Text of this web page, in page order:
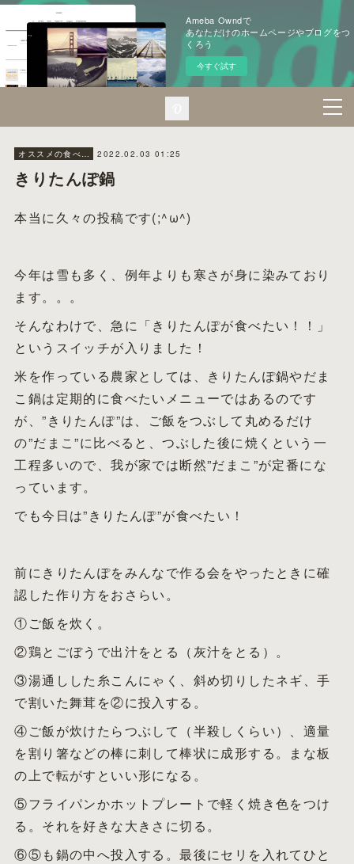
Ameba Owndで
あなただけのホームページやブログをつ
くろう
今すぐ試す
オススメの食べ方 2022.02.03 01:25
きりたんぽ鍋
本当に久々の投稿です(;^ω^)
今年は雪も多く、例年よりも寒さが身に染みており
ます。。。
そんなわけで、急に「きりたんぽが食べたい！！」
というスイッチが入りました！
米を作っている農家としては、きりたんぽ鍋やだま
こ鍋は定期的に食べたいメニューではあるのです
が、”きりたんぽ”は、ご飯をつぶして丸めるだけ
の”だまこ”に比べると、つぶした後に焼くという一
工程多いので、我が家では断然”だまこ”が定番にな
っています。
でも今日は”きりたんぽ”が食べたい！
前にきりたんぽをみんなで作る会をやったときに確
認した作り方をおさらい。
①ご飯を炊く。
②鶏とごぼうで出汁をとる（灰汁をとる）。
③湯通しした糸こんにゃく、斜め切りしたネギ、手
で割いた舞茸を②に投入する。
④ご飯が炊けたらつぶして（半殺しくらい）、適量
を割り箸などの棒に刺して棒状に成形する。まな板
の上で転がすといい形になる。
⑤フライパンかホットプレートで軽く焼き色をつけ
る。それを好きな大きさに切る。
⑥⑤も鍋の中へ投入する。最後にセリを入れてひと